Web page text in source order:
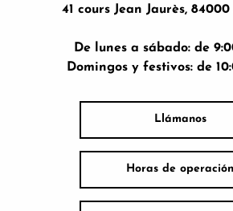
41 cours Jean Jaurès,
De lunes a sábado: de
Domingos y festivos: de
Llámanos
Horas de operación